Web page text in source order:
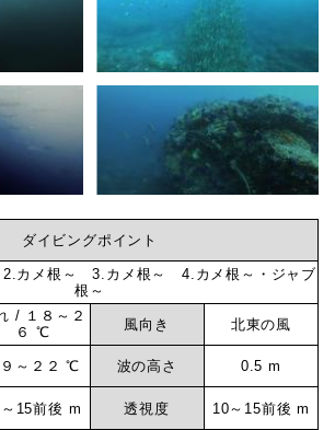
ダイビングポイント
カメ根～ 3.カメ根～ 4.カメ根～・ジャブ
根～
/ １８～２
６ ℃
風向き 北東の風
９～２２ ℃ 波の高さ 0.5 m
15前後 m 透視度 10～15前後 m